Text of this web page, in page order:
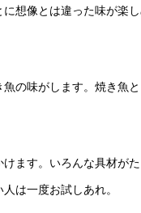
想像とは違った味が楽
の味がします。焼き魚
ます。いろんな具材が
は一度お試しあれ。